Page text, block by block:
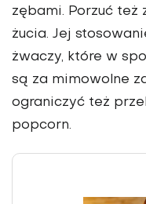
zębami. Porzuć też
żucia. Jej
żwaczy, które w
są za mimowolne
ograniczyć też
popcorn.